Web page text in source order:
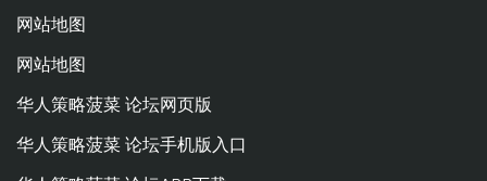
网站地图
网站地图
华人策略菠菜 论坛网页版
华人策略菠菜 论坛手机版入口